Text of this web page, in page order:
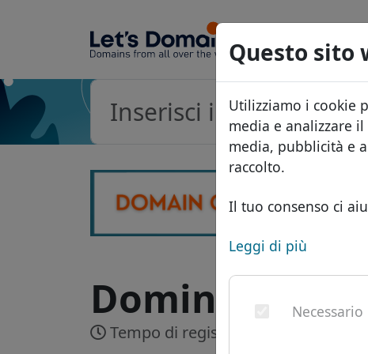
Questo sito
Utilizziamo i cookie
media e analizzare
media, pubblicità e
raccolto.
Il tuo consenso ci
Leggi di più
Necessario
Dominio
Tempo di registrazione: